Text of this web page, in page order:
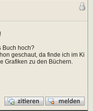
Buch hoch?
geschaut, da finde ich im Ki
Grafiken zu den Büchern.